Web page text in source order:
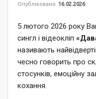
Опубліковано 16.02.2026
5 лютого 2026 року
сингл і відеокліп
називають
чесно говорить про
стосунків, емоційну
кохання.